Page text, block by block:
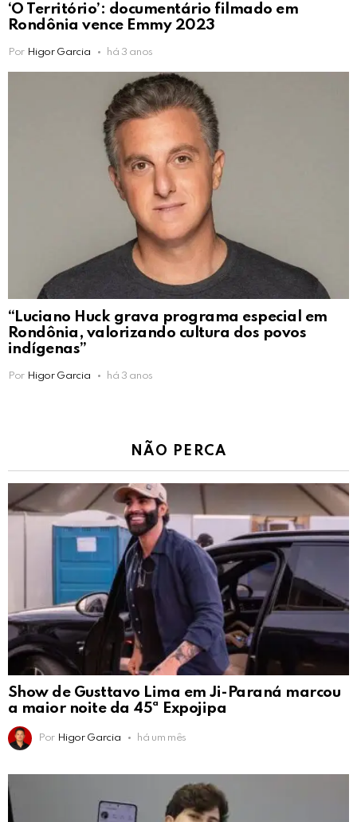
‘O Território’: documentário filmado em
Rondônia vence Emmy 2023
Por Higor Garcia há 3 anos
“Luciano Huck grava programa especial em
Rondônia, valorizando cultura dos povos
indígenas”
Por Higor Garcia há 3 anos
NÃO PERCA
Show de Gusttavo Lima em Ji-Paraná marcou
a maior noite da 45ª Expojipa
Por Higor Garcia há um mês